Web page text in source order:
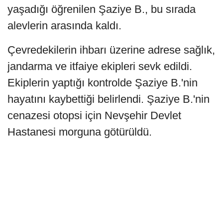
yaşadığı öğrenilen Şaziye B., bu sırada
alevlerin arasında kaldı.
Çevredekilerin ihbarı üzerine adrese sağlık,
jandarma ve itfaiye ekipleri sevk edildi.
Ekiplerin yaptığı kontrolde Şaziye B.'nin
hayatını kaybettiği belirlendi. Şaziye B.'nin
cenazesi otopsi için Nevşehir Devlet
Hastanesi morguna götürüldü.